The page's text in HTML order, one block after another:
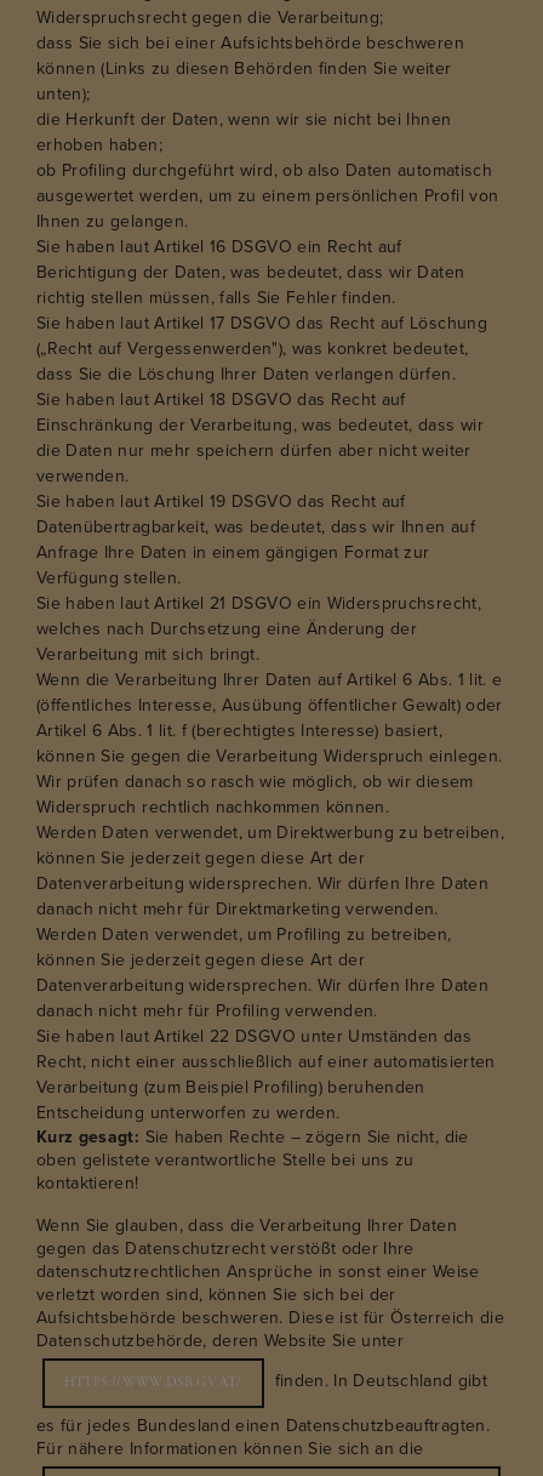
Widerspruchsrecht gegen die Verarbeitung;
dass Sie sich bei einer Aufsichtsbehörde beschweren
können (Links zu diesen Behörden finden Sie weiter
unten);
die Herkunft der Daten, wenn wir sie nicht bei Ihnen
erhoben haben;
ob Profiling durchgeführt wird, ob also Daten automatisch
ausgewertet werden, um zu einem persönlichen Profil von
Ihnen zu gelangen.
Sie haben laut Artikel 16 DSGVO ein Recht auf
Berichtigung der Daten, was bedeutet, dass wir Daten
richtig stellen müssen, falls Sie Fehler finden.
Sie haben laut Artikel 17 DSGVO das Recht auf Löschung
(„Recht auf Vergessenwerden"), was konkret bedeutet,
dass Sie die Löschung Ihrer Daten verlangen dürfen.
Sie haben laut Artikel 18 DSGVO das Recht auf
Einschränkung der Verarbeitung, was bedeutet, dass wir
die Daten nur mehr speichern dürfen aber nicht weiter
verwenden.
Sie haben laut Artikel 19 DSGVO das Recht auf
Datenübertragbarkeit, was bedeutet, dass wir Ihnen auf
Anfrage Ihre Daten in einem gängigen Format zur
Verfügung stellen.
Sie haben laut Artikel 21 DSGVO ein Widerspruchsrecht,
welches nach Durchsetzung eine Änderung der
Verarbeitung mit sich bringt.
Wenn die Verarbeitung Ihrer Daten auf Artikel 6 Abs. 1 lit. e
(öffentliches Interesse, Ausübung öffentlicher Gewalt) oder
Artikel 6 Abs. 1 lit. f (berechtigtes Interesse) basiert,
können Sie gegen die Verarbeitung Widerspruch einlegen.
Wir prüfen danach so rasch wie möglich, ob wir diesem
Widerspruch rechtlich nachkommen können.
Werden Daten verwendet, um Direktwerbung zu betreiben,
können Sie jederzeit gegen diese Art der
Datenverarbeitung widersprechen. Wir dürfen Ihre Daten
danach nicht mehr für Direktmarketing verwenden.
Werden Daten verwendet, um Profiling zu betreiben,
können Sie jederzeit gegen diese Art der
Datenverarbeitung widersprechen. Wir dürfen Ihre Daten
danach nicht mehr für Profiling verwenden.
Sie haben laut Artikel 22 DSGVO unter Umständen das
Recht, nicht einer ausschließlich auf einer automatisierten
Verarbeitung (zum Beispiel Profiling) beruhenden
Entscheidung unterworfen zu werden.
Kurz gesagt: Sie haben Rechte – zögern Sie nicht, die
oben gelistete verantwortliche Stelle bei uns zu
kontaktieren!
Wenn Sie glauben, dass die Verarbeitung Ihrer Daten
gegen das Datenschutzrecht verstößt oder Ihre
datenschutzrechtlichen Ansprüche in sonst einer Weise
verletzt worden sind, können Sie sich bei der
Aufsichtsbehörde beschweren. Diese ist für Österreich die
Datenschutzbehörde, deren Website Sie unter
HTTPS://WWW.DSB.GV.AT/
finden. In Deutschland gibt
es für jedes Bundesland einen Datenschutzbeauftragten.
Für nähere Informationen können Sie sich an die